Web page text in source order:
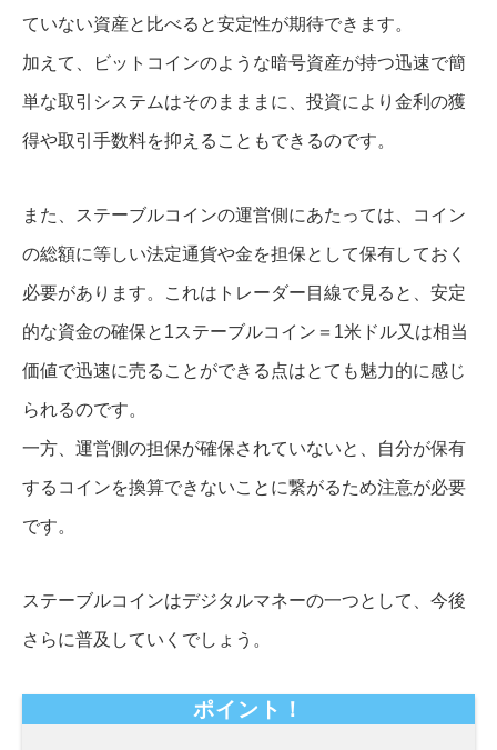
ていない資産と比べると安定性が期待できます。
加えて、ビットコインのような暗号資産が持つ迅速で簡
単な取引システムはそのまままに、投資により金利の獲
得や取引手数料を抑えることもできるのです。
また、ステーブルコインの運営側にあたっては、コイン
の総額に等しい法定通貨や金を担保として保有しておく
必要があります。これはトレーダー目線で見ると、安定
的な資金の確保と1ステーブルコイン＝1米ドル又は相当
価値で迅速に売ることができる点はとても魅力的に感じ
られるのです。
一方、運営側の担保が確保されていないと、自分が保有
するコインを換算できないことに繋がるため注意が必要
です。
ステーブルコインはデジタルマネーの一つとして、今後
さらに普及していくでしょう。
ポイント！